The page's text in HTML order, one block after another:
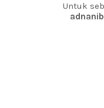
Untuk